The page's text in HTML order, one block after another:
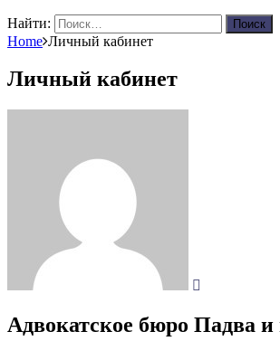
Найти:
Home Личный кабинет
Личный кабинет
Адвокатское бюро Падва